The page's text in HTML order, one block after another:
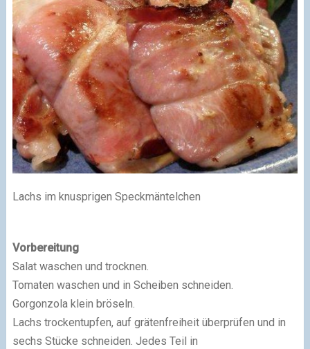
Lachs im knusprigen Speckmäntelchen
Vorbereitung
Salat waschen und trocknen.
Tomaten waschen und in Scheiben schneiden.
Gorgonzola klein bröseln.
Lachs trockentupfen, auf grätenfreiheit überprüfen und in
sechs Stücke schneiden. Jedes Teil in